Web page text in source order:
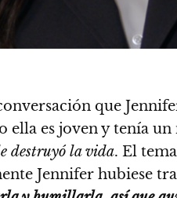
que
ella es joven y tenía
destruyó la vida. El
Jennifer hubiese